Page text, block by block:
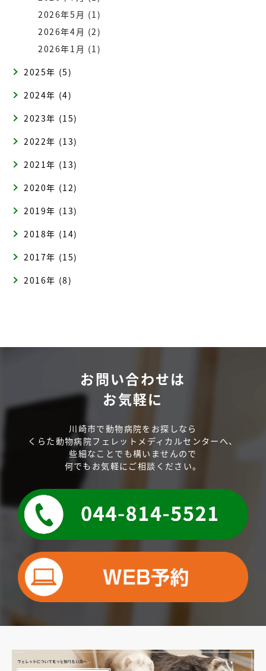
2026年5月 (1)
2026年4月 (2)
2026年1月 (1)
2025年 (5)
2024年 (4)
2023年 (15)
2022年 (13)
2021年 (13)
2020年 (12)
2019年 (13)
2018年 (14)
2017年 (15)
2016年 (8)
お問い合わせは
お気軽に
川崎市で動物病院をお探しなら
くらた動物病院フェレットメディカルセンターへ、
些細なことでも構いませんので
何でもお気軽にご相談ください。